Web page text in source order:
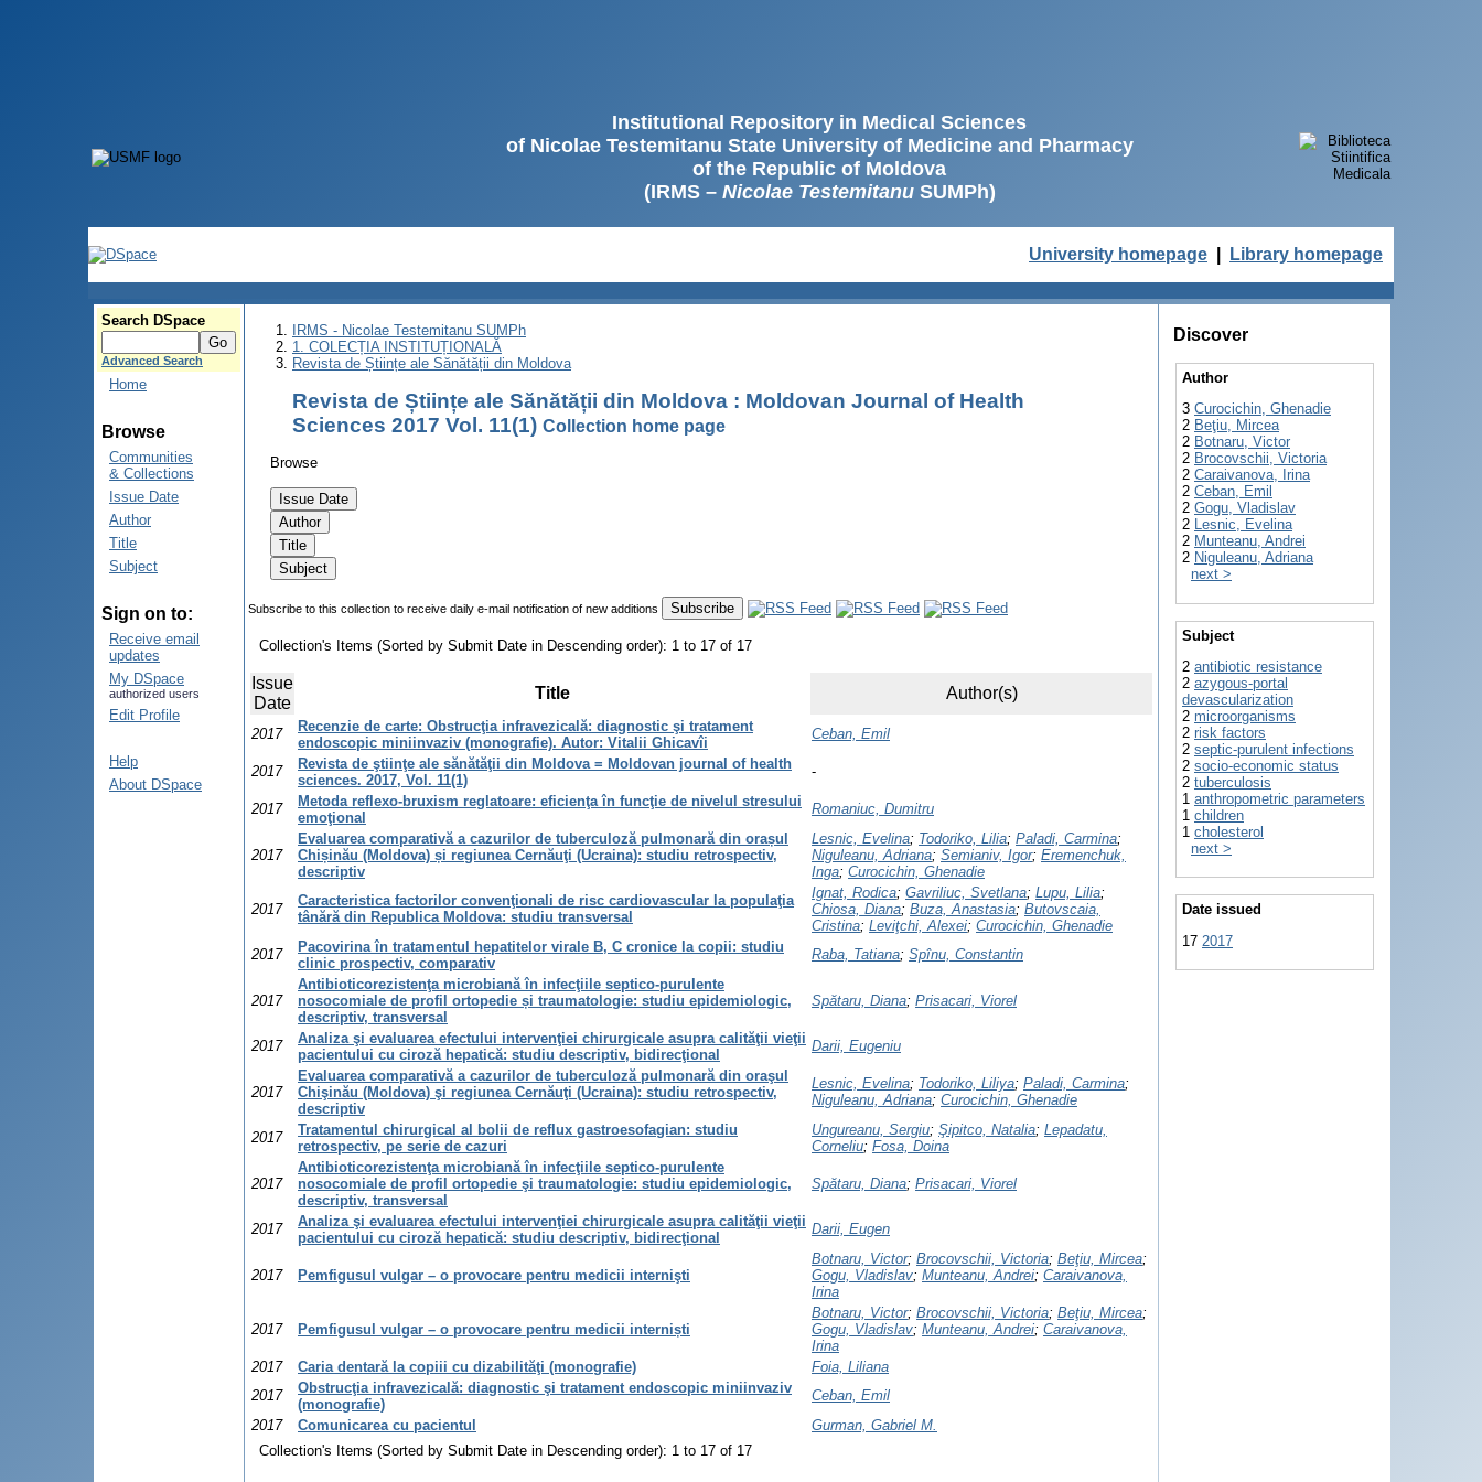
Institutional Repository in Medical Sciences
of Nicolae Testemitanu State University of Medicine and Pharmacy
of the Republic of Moldova
(IRMS – Nicolae TestemitanuSUMPh)
University homepage Library homepage
Search DSpace
Advanced Search
Home
Browse
Communities
& Collections
Issue Date
Author
Title
Subject
Sign on to:
Receive email
updates
My DSpace
authorized users
Edit Profile
Help
About DSpace
IRMS - Nicolae Testemitanu SUMPh
1. COLECȚIA INSTITUȚIONALĂ
Revista de Științe ale Sănătății din Moldova
Revista de Științe ale Sănătății din Moldova : Moldovan Journal of Health
Sciences 2017 Vol. 11(1) Collection home page
Browse
Subscribe to this collection to receive daily e-mail notification of new additions
Collection's Items (Sorted by Submit Date in Descending order): 1 to 17 of 17
Issue
Date
Title Author(s)
2017
Recenzie de carte: Obstrucţia infravezicală: diagnostic şi tratament
endoscopic miniinvaziv (monografie). Autor: Vitalii Ghicavîi
Ceban, Emil
2017
Revista de ştiinţe ale sănătăţii din Moldova = Moldovan journal of health
sciences. 2017, Vol. 11(1)
-
2017
Metoda reflexo-bruxism reglatoare: eficienţa în funcţie de nivelul stresului
emoţional
Romaniuc, Dumitru
2017
Evaluarea comparativă a cazurilor de tuberculoză pulmonară din orașul
Chișinău (Moldova) și regiunea Cernăuţi (Ucraina): studiu retrospectiv,
descriptiv
Lesnic, Evelina; Todoriko, Lilia; Paladi, Carmina;
Niguleanu, Adriana; Semianiv, Igor; Eremenchuk,
Inga; Curocichin, Ghenadie
2017
Caracteristica factorilor convenţionali de risc cardiovascular la populaţia
tânără din Republica Moldova: studiu transversal
Ignat, Rodica; Gavriliuc, Svetlana; Lupu, Lilia;
Chiosa, Diana; Buza, Anastasia; Butovscaia,
Cristina; Leviţchi, Alexei; Curocichin, Ghenadie
2017
Pacovirina în tratamentul hepatitelor virale B, C cronice la copii: studiu
clinic prospectiv, comparativ
Raba, Tatiana; Spînu, Constantin
2017
Antibioticorezistenţa microbiană în infecţiile septico-purulente
nosocomiale de profil ortopedie și traumatologie: studiu epidemiologic,
descriptiv, transversal
Spătaru, Diana; Prisacari, Viorel
2017
Analiza şi evaluarea efectului intervenţiei chirurgicale asupra calităţii vieţii
pacientului cu ciroză hepatică: studiu descriptiv, bidirecţional
Darii, Eugeniu
2017
Evaluarea comparativă a cazurilor de tuberculoză pulmonară din oraşul
Chişinău (Moldova) şi regiunea Cernăuţi (Ucraina): studiu retrospectiv,
descriptiv
Lesnic, Evelina; Todorikо, Lіlіya; Paladi, Carmina;
Niguleanu, Adriana; Curocichin, Ghenadie
2017
Tratamentul chirurgical al bolii de reflux gastroesofagian: studiu
retrospectiv, pe serie de cazuri
Ungureanu, Sergiu; Şipitco, Natalia; Lepadatu,
Corneliu; Fosa, Doina
2017
Antibioticorezistenţa microbiană în infecţiile septico-purulente
nosocomiale de profil ortopedie şi traumatologie: studiu epidemiologic,
descriptiv, transversal
Spătaru, Diana; Prisacari, Viorel
2017
Analiza şi evaluarea efectului intervenţiei chirurgicale asupra calităţii vieţii
pacientului cu ciroză hepatică: studiu descriptiv, bidirecţional
Darii, Eugen
2017 Pemfigusul vulgar – o provocare pentru medicii internişti
Botnaru, Victor; Brocovschii, Victoria; Beţiu, Mircea;
Gogu, Vladislav; Munteanu, Andrei; Caraivanova,
Irina
2017 Pemfigusul vulgar – o provocare pentru medicii interniști
Botnaru, Victor; Brocovschii, Victoria; Beţiu, Mircea;
Gogu, Vladislav; Munteanu, Andrei; Caraivanova,
Irina
2017
Caria dentară la copiii cu dizabilităţi (monografie)
Foia, Liliana
2017
Obstrucţia infravezicală: diagnostic şi tratament endoscopic miniinvaziv
(monografie)
Ceban, Emil
2017
Comunicarea cu pacientul
Gurman, Gabriel M.
Collection's Items (Sorted by Submit Date in Descending order): 1 to 17 of 17
Discover
Author
3 Curocichin, Ghenadie
2 Beţiu, Mircea
2 Botnaru, Victor
2 Brocovschii, Victoria
2 Caraivanova, Irina
2 Ceban, Emil
2 Gogu, Vladislav
2 Lesnic, Evelina
2 Munteanu, Andrei
2 Niguleanu, Adriana
next >
Subject
2 antibiotic resistance
2 azygous-portal
devascularization
2 microorganisms
2 risk factors
2 septic-purulent infections
2 socio-economic status
2 tuberculosis
1 anthropometric parameters
1 children
1 cholesterol
next >
Date issued
17 2017